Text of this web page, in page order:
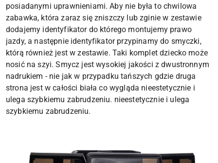
posiadanymi uprawnieniami. Aby nie była to chwilowa
zabawka, która zaraz się zniszczy lub zginie w zestawie
dodajemy identyfikator do którego montujemy prawo
jazdy, a następnie identyfikator przypinamy do smyczki,
którą również jest w zestawie. Taki komplet dziecko może
nosić na szyi. Smycz jest wysokiej jakości z dwustronnym
nadrukiem - nie jak w przypadku tańszych gdzie druga
strona jest w całości biała co wygląda nieestetycznie i
ulega szybkiemu zabrudzeniu. nieestetycznie i ulega
szybkiemu zabrudzeniu.